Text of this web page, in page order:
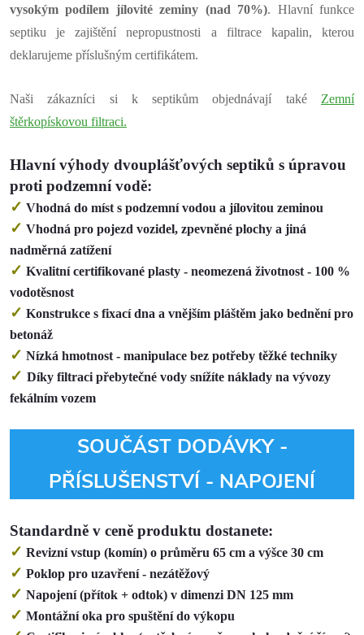
vysokým podílem jílovité zeminy (nad 70%). Hlavní funkce
septiku je zajištění nepropustnosti a filtrace kapalin, kterou
deklarujeme příslušným certifikátem.
Naši zákazníci si k septikům objednávají také Zemní
štěrkopískovou filtraci.
Hlavní výhody dvouplášťových septiků s úpravou
proti podzemní vodě:
✓ Vhodná do míst s podzemní vodou a jílovitou zeminou
✓ Vhodná pro pojezd vozidel, zpevněné plochy a jiná
nadměrná zatížení
✓ Kvalitní certifikované plasty - neomezená životnost - 100 %
vodotěsnost
✓ Konstrukce s fixací dna a vnějším pláštěm jako bednění pro
betonáž
✓ Nízká hmotnost - manipulace bez potřeby těžké techniky
✓ Díky filtraci přebytečné vody snížíte náklady na vývozy
fekálním vozem
SOUČÁST DODÁVKY -
PŘÍSLUŠENSTVÍ - NAPOJENÍ
Standardně v ceně produktu dostanete:
✓ Revizní vstup (komín) o průměru 65 cm a výšce 30 cm
✓ Poklop pro uzavření - nezátěžový
✓ Napojení (přítok + odtok) v dimenzi DN 125 mm
✓ Montážní oka pro spuštění do výkopu